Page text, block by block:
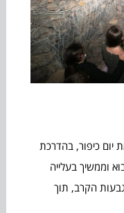
50 שנים למלחמת יום כיפור, בהדרכת
וממשיך בעלייה
הקרב, תוך